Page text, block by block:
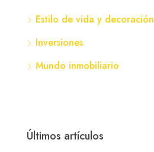
Estilo de vida y decoración
Inversiones
Mundo inmobiliario
Últimos artículos